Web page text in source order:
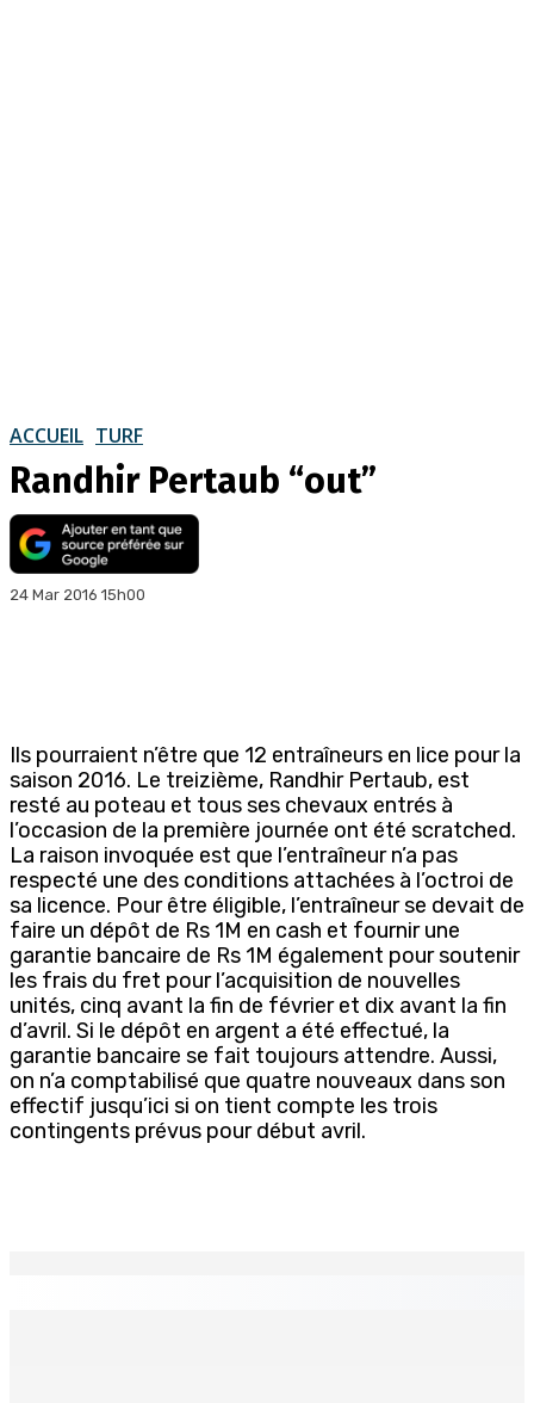
ACCUEIL TURF
Randhir Pertaub “out”
24 Mar 2016 15h00
Ils pourraient n’être que 12 entraîneurs en lice pour la
saison 2016. Le treizième, Randhir Pertaub, est
resté au poteau et tous ses chevaux entrés à
l’occasion de la première journée ont été scratched.
La raison invoquée est que l’entraîneur n’a pas
respecté une des conditions attachées à l’octroi de
sa licence. Pour être éligible, l’entraîneur se devait de
faire un dépôt de Rs 1M en cash et fournir une
garantie bancaire de Rs 1M également pour soutenir
les frais du fret pour l’acquisition de nouvelles
unités, cinq avant la fin de février et dix avant la fin
d’avril. Si le dépôt en argent a été effectué, la
garantie bancaire se fait toujours attendre. Aussi,
on n’a comptabilisé que quatre nouveaux dans son
effectif jusqu’ici si on tient compte les trois
contingents prévus pour début avril.